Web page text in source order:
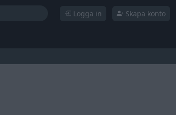
Logga in Skapa konto